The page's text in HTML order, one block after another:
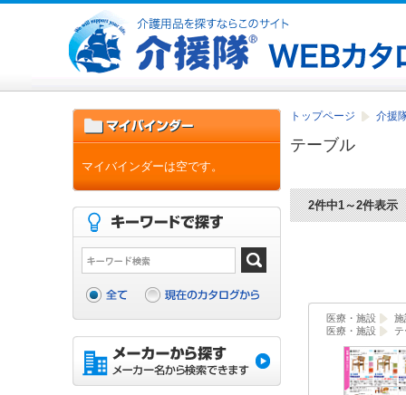
トップページ 介援
テーブル
2件中1～2件表示
医療・施設
施
医療・施設
テ
マイバインダーは空です。